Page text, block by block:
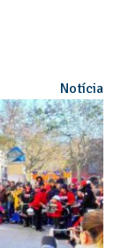
Notícia